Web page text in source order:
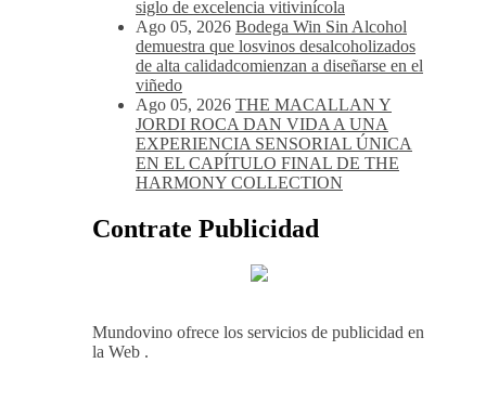
siglo de excelencia vitivinícola
Ago 05, 2026 Bodega Win Sin Alcohol
demuestra que losvinos desalcoholizados
de alta calidadcomienzan a diseñarse en el
viñedo
Ago 05, 2026 THE MACALLAN Y
JORDI ROCA DAN VIDA A UNA
EXPERIENCIA SENSORIAL ÚNICA
EN EL CAPÍTULO FINAL DE THE
HARMONY COLLECTION
Contrate Publicidad
Mundovino ofrece los servicios de publicidad en
la Web .